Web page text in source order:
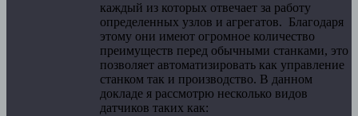
каждый из которых отвечает за работу
определенных узлов и агрегатов. Благодаря
этому они имеют огромное количество
преимуществ перед обычными станками, это
позволяет автоматизировать как управление
станком так и производство. В данном
докладе я рассмотрю несколько видов
датчиков таких как: